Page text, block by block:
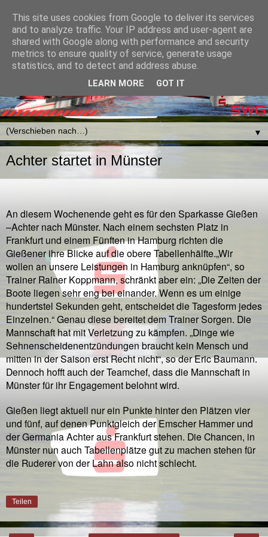
▼
Achter startet in Münster
An diesem Wochenende geht es für den Sparkasse Gießen
–Achter nach Münster. Nach einem sechsten Platz in
Frankfurt und einem Fünften in Hamburg richten die
Gießener ihre Blicke auf die obere Tabellenhälfte.„Wir
wollen an unsere Leistungen in Hamburg anknüpfen“, so
Trainer Rainer Koppmann, schränkt aber ein: „Die Zeiten der
Boote liegen sehr eng bei einander. Wenn es um einige
hundertstel Sekunden geht, entscheidet die Tagesform jedes
Einzelnen.“ Genau diese bereitet dem Trainer Sorgen. Die
Mannschaft hat mit Verletzung zu kämpfen. „Dinge wie
Sehnenscheidenentzündungen braucht kein Mensch und
mitten in der Saison erst Recht nicht“, so der Eric Baumann.
Dennoch hofft auch der Teamchef, dass die Mannschaft in
Münster für ihr Engagement belohnt wird.
Gießen liegt aktuell nur ein Punkte hinter den Plätzen vier
und fünf, auf denen Punktgleich der Emscher Hammer und
der Germania Achter aus Frankfurt stehen. Die Chancen, in
Münster nun auch Tabellenplätze gut zu machen stehen für
die Ruderer von der Lahn also nicht schlecht.
Teilen
This site uses cookies from Google to deliver its services
and to analyze traffic. Your IP address and user-agent are
shared with Google along with performance and security
metrics to ensure quality of service, generate usage
statistics, and to detect and address abuse.
LEARN MORE GOT IT